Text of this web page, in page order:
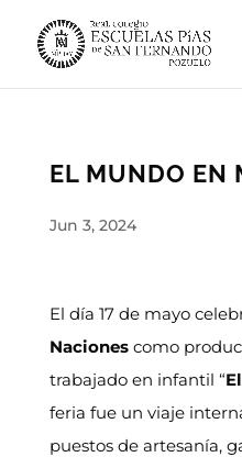
EL MUNDO EN
Jun 3, 2024
El día 17 de mayo
Nacionescomo
trabajado en infantil “
feria fue un viaje
puestos de artesanía,